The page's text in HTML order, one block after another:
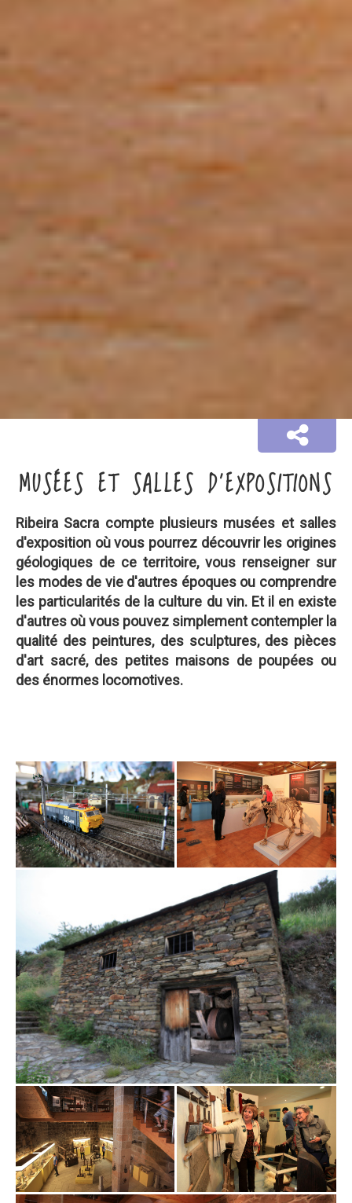
MUSÉES ET SALLES D'EXPOSITIONS
Ribeira Sacra compte plusieurs musées et salles
d'exposition où vous pourrez découvrir les origines
géologiques de ce territoire, vous renseigner sur
les modes de vie d'autres époques ou comprendre
les particularités de la culture du vin. Et il en existe
d'autres où vous pouvez simplement contempler la
qualité des peintures, des sculptures, des pièces
d'art sacré, des petites maisons de poupées ou
des énormes locomotives.